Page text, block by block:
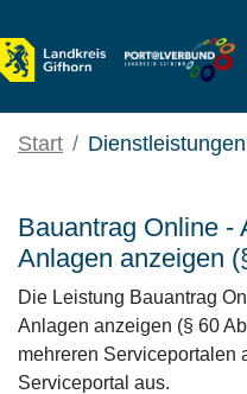
Start Dienstleistungen
Bauantrag Online -
Anlagen anzeigen
Die Leistung Bauantrag
Anlagen anzeigen (§ 60
mehreren Serviceportalen
Serviceportal aus.